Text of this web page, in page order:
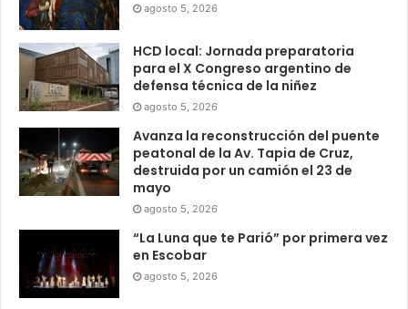
agosto 5, 2026
HCD local: Jornada preparatoria
para el X Congreso argentino de
defensa técnica de la niñez
agosto 5, 2026
Avanza la reconstrucción del puente
peatonal de la Av. Tapia de Cruz,
destruida por un camión el 23 de
mayo
agosto 5, 2026
“La Luna que te Parió” por primera vez
en Escobar
agosto 5, 2026